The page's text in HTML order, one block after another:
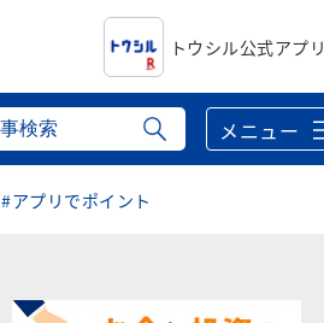
トウシル公式アプリ
メニュー
#アプリでポイント